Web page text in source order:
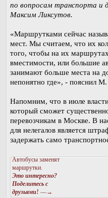
по вопросам транспорта
Максим Ликсутов.
«Маршрутками сейчас
мест. Мы считаем, что их
того, чтобы на их
вместимости, или большие
занимают больше места на
непонятно где», - пояснил
Напомним, что в июле
который сможет
перевозчикам в Москве. В
для нелегалов является
задержать само
Автобусы заменят
маршрутки.
Это интересно?
Поделитесь с
друзьями! —→